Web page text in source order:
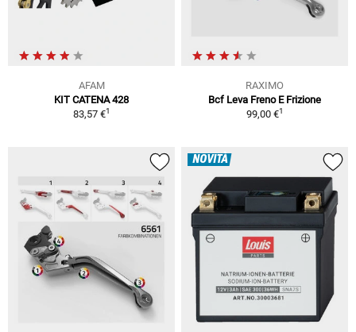
AFAM
KIT CATENA 428
83,57 €1
RAXIMO
Bcf Leva Freno E Frizione
99,00 €1
NOVITÀ